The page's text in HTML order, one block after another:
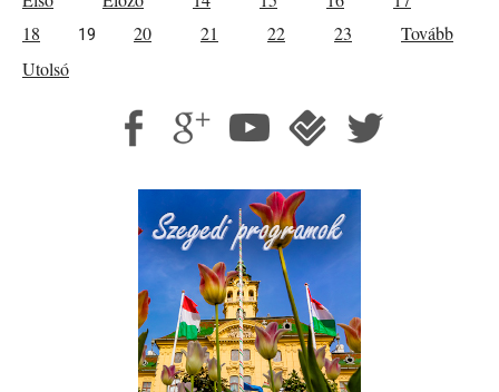
18
19 20 21 22 23
Tovább
Utolsó